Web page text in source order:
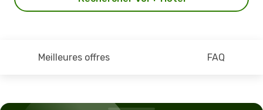
Meilleures offres FAQ